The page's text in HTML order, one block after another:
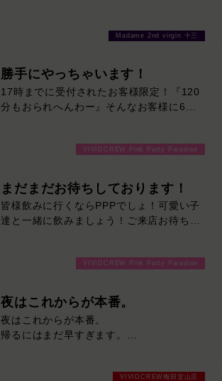
Madame 2nd virgin 十三
勝手にやっちゃいます！
17時までに受付されたお客様限定！『120
分もおられへんわー』そんなお客様に60
めるチャンス！たっぷり楽しみたい方は
分！その日の予定に合わせてお選びくださ
い！ご来店お待ちしております！
VIVIDCREW Pink Party Paradise
まだまだお待ちしております！
皆様飲みに行くならPPPでしょ！可愛い子
達と一緒に飲みましょう！ご来店お待ちし
VIVIDCREW Pink Party Paradise
夜はこれからが本番。
夜はこれからが本番。
帰るにはまだ早すぎます。
VIVIDCREW梅田堂山店